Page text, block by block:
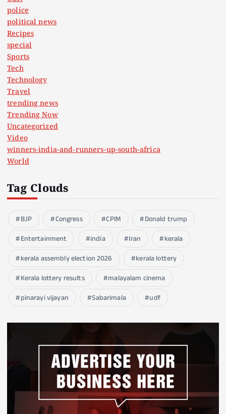
police
political news
Recipes
special
Sports
Tech
Technology
Travel
trending news
Trending Now
Uncategorized
Video
winners-india-and-runners-up-south-africa
World
Tag Clouds
BJP Congress CPIM
Donald trump
Entertainment
india Iran
kerala
kerala assembly election 2026
kerala lottery
Kerala lottery results
malayalam cinema
pinarayi vijayan
Sabarimala udf